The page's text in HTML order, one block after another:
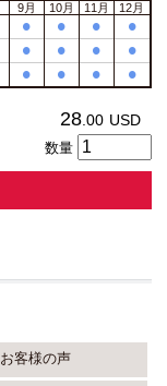
9月 10月 11月
12月
• • • •
• • • •
• • • •
28.00 USD
数量
お客様の声